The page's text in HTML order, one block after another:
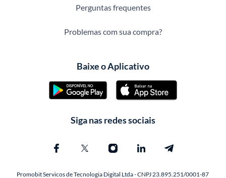
Perguntas frequentes
Problemas com sua compra?
Baixe o Aplicativo
Siga nas redes sociais
Promobit Servicos de Tecnologia Digital Ltda - CNPJ 23.895.251/0001-87